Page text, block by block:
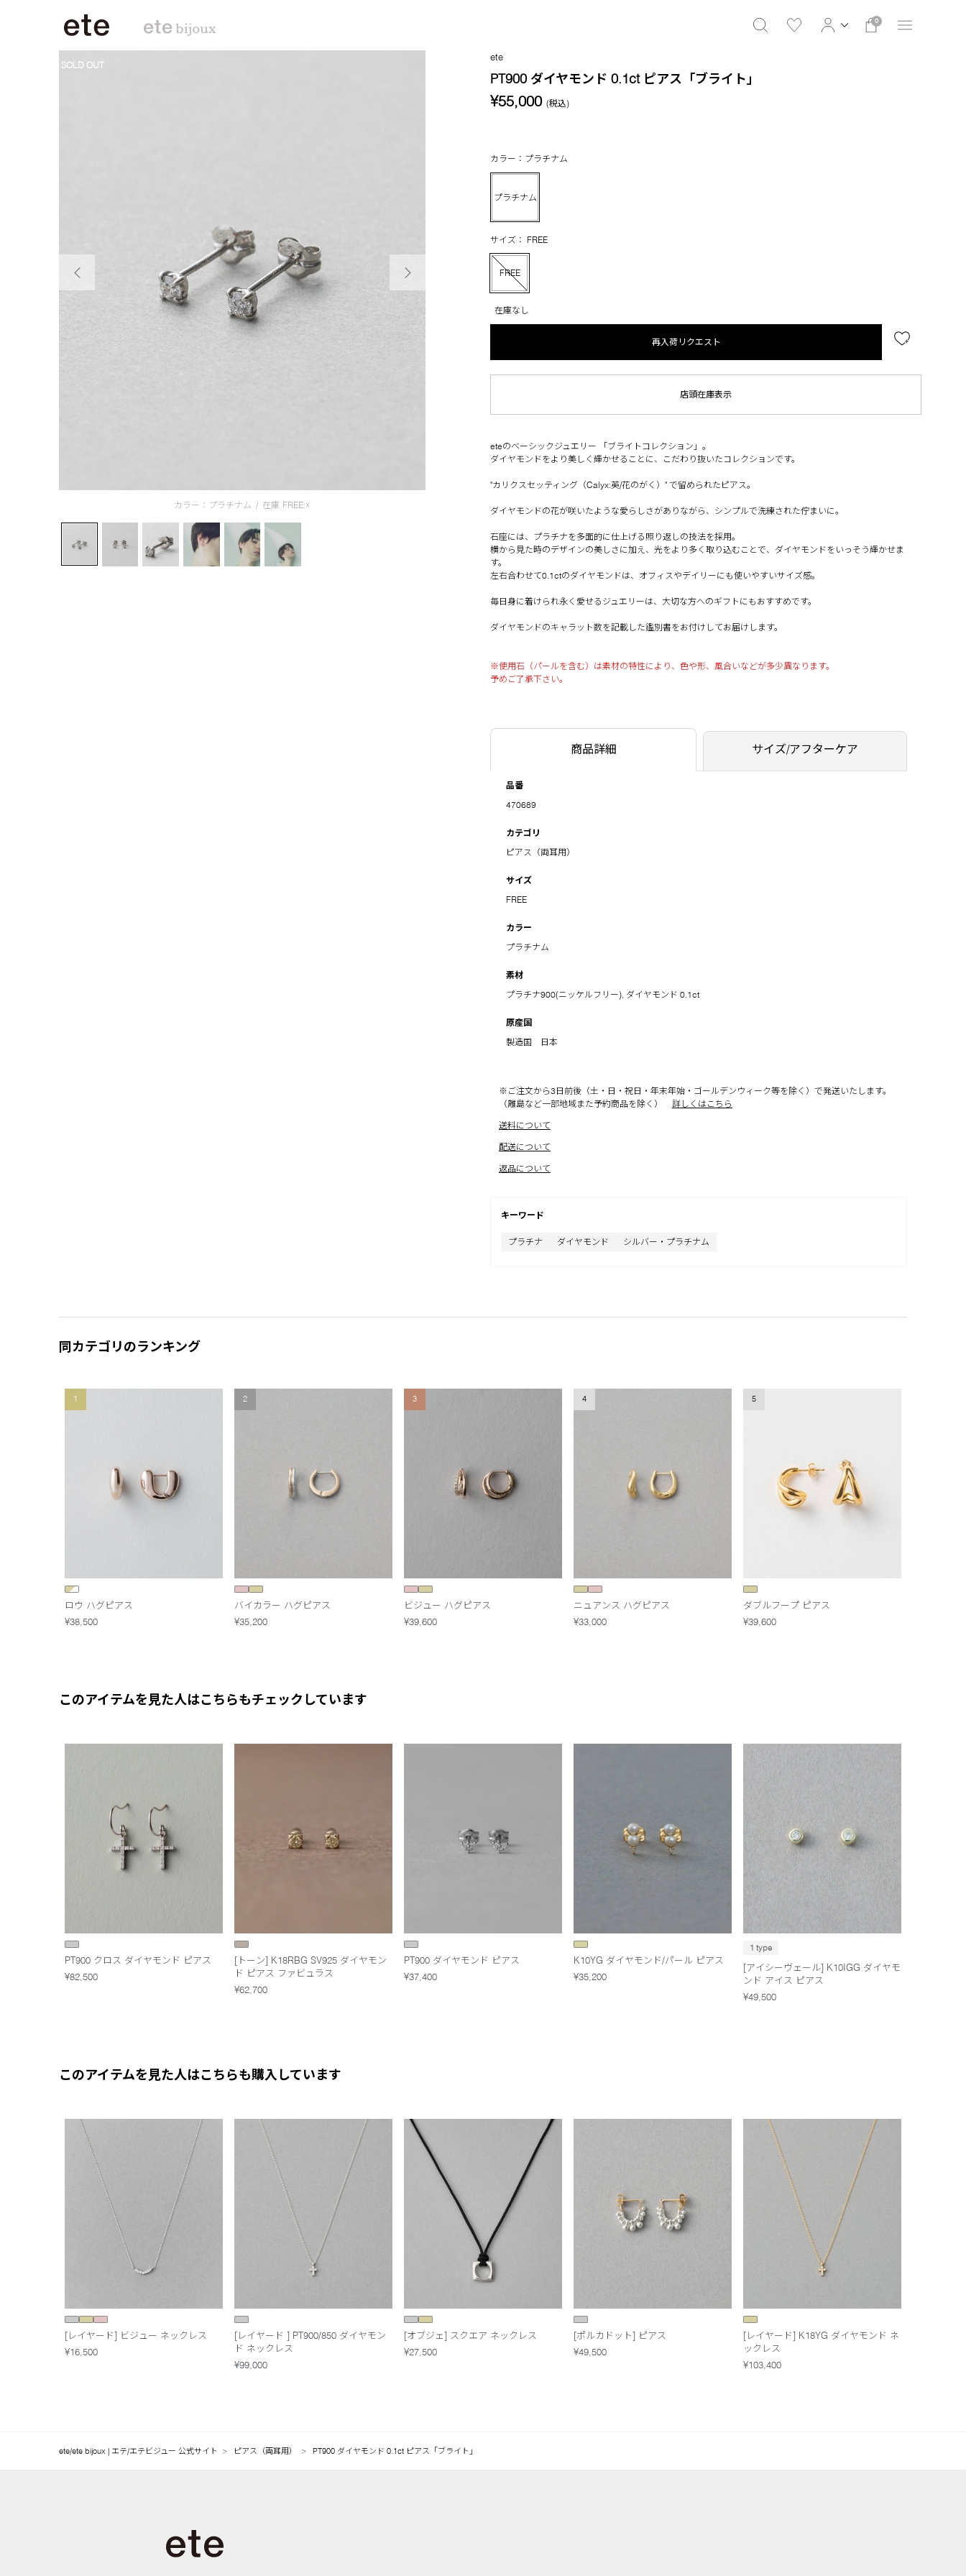
0
カラー：プラチナム / 在庫 FREE:☓
SOLD OUT
ete
PT900 ダイヤモンド 0.1ct ピアス「ブライト」
¥55,000 (税込)
カラー：プラチナム
プラチナム
サイズ： FREE
FREE
在庫なし
再入荷リクエスト
店頭在庫表示
eteのベーシックジュエリー 「ブライトコレクション」。
ダイヤモンドをより美しく輝かせることに、こだわり抜いたコレクションです。
"カリクスセッティング（Calyx:英/花のがく）" で留められたピアス。
ダイヤモンドの花が咲いたような愛らしさがありながら、シンプルで洗練された佇まいに。
石座には、プラチナを多面的に仕上げる照り返しの技法を採用。
横から見た時のデザインの美しさに加え、光をより多く取り込むことで、ダイヤモンドをいっそう輝かせま
す。
左右合わせて0.1ctのダイヤモンドは、オフィスやデイリーにも使いやすいサイズ感。
毎日身に着けられ永く愛せるジュエリーは、大切な方へのギフトにもおすすめです。
ダイヤモンドのキャラット数を記載した鑑別書をお付けしてお届けします。
※使用石（パールを含む）は素材の特性により、色や形、風合いなどが多少異なります。
予めご了承下さい。
商品詳細 サイズ/アフターケア
品番
470689
カテゴリ
ピアス（両耳用）
サイズ
FREE
カラー
プラチナム
素材
プラチナ900(ニッケルフリー), ダイヤモンド 0.1ct
原産国
製造国 日本
※ご注文から3日前後（土・日・祝日・年末年始・ゴールデンウィーク等を除く）で発送いたします。
（離島など一部地域また予約商品を除く）
詳しくはこちら
送料について
配送について
返品について
キーワード
プラチナ ダイヤモンド シルバー・プラチナム
同カテゴリのランキング
1
ロウ ハグピアス
¥38,500
2
バイカラー ハグピアス
¥35,200
3
ビジュー ハグピアス
¥39,600
4
ニュアンス ハグピアス
¥33,000
5
ダブルフープ ピアス
¥39,600
このアイテムを見た人はこちらもチェックしています
PT900 クロス ダイヤモンド ピアス
¥82,500
[トーン] K18RBG SV925 ダイヤモン
ド ピアス ファビュラス
¥62,700
PT900 ダイヤモンド ピアス
¥37,400
K10YG ダイヤモンド/パール ピアス
¥35,200
1 type
[アイシーヴェール] K10IGG ダイヤモ
ンド アイス ピアス
¥49,500
このアイテムを見た人はこちらも購入しています
[レイヤード] ビジュー ネックレス
¥16,500
[レイヤード ] PT900/850 ダイヤモン
ド ネックレス
¥99,000
[オブジェ] スクエア ネックレス
¥27,500
[ポルカドット] ピアス
¥49,500
[レイヤード] K18YG ダイヤモンド ネ
ックレス
¥103,400
ete/ete bijoux | エテ/エテビジュー 公式サイト ピアス（両耳用） PT900 ダイヤモンド 0.1ct ピアス「ブライト」